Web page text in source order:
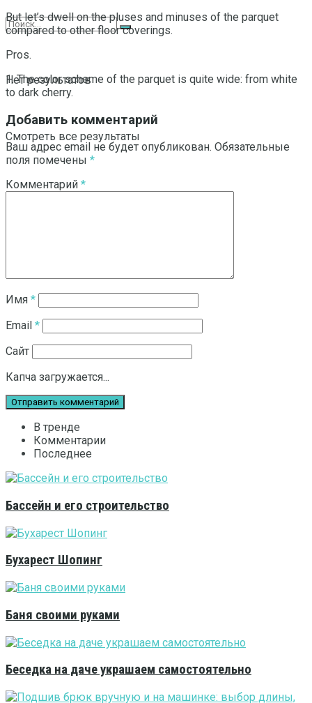
Нет результатов
Смотреть все результаты
But let’s dwell on the pluses and minuses of the parquet
compared to other floor coverings.
Pros.
1. The color scheme of the parquet is quite wide: from white
to dark cherry.
Добавить комментарий
Ваш адрес email не будет опубликован. Обязательные
поля помечены *
Комментарий *
Имя *
Email *
Сайт
Капча загружается...
В тренде
Комментарии
Последнее
Бассейн и его строительство
Бухарест Шопинг
Баня своими руками
Беседка на даче украшаем самостоятельно